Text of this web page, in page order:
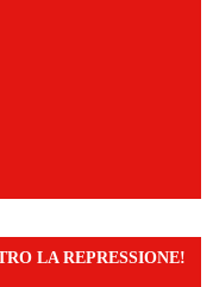
LA REPRESSIONE!